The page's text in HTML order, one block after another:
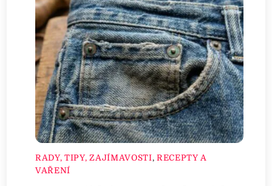
RADY, TIPY, ZAJÍMAVOSTI, RECEPTY A
VAŘENÍ